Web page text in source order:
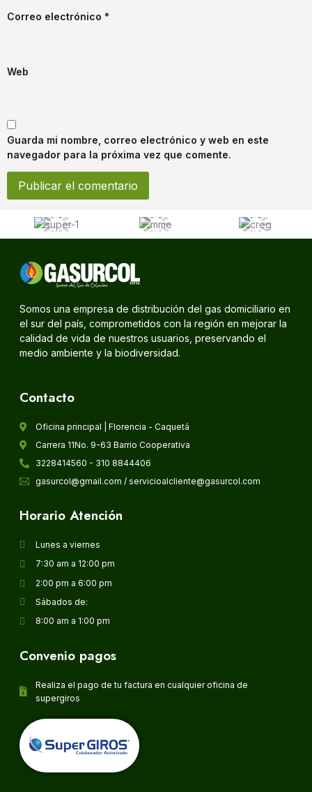
Correo electrónico *
Web
Guarda mi nombre, correo electrónico y web en este
navegador para la próxima vez que comente.
Somos una empresa de distribución del gas domiciliario en
el sur del país, comprometidos con la región en mejorar la
calidad de vida de nuestros usuarios, preservando el
medio ambiente y la biodiversidad.
Contacto
Oficina principal | Florencia - Caquetá
Carrera 11No. 9-63 Barrio Cooperativa
3228414560 - 310 8844406
gasurcol@gmail.com / servicioalcliente@gasurcol.com
Horario Atención
Lunes a viernes
7:30 am a 12:00 pm
2:00 pm a 6:00 pm
Sábados de:
8:00 am a 1:00 pm
Convenio pagos
Realiza el pago de tu factura en cualquier oficina de
supergiros